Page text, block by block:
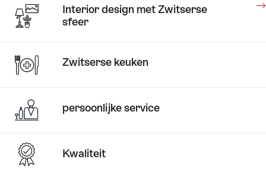
Interior design met Zwitserse
sfeer
Zwitserse keuken
persoonlijke service
Kwaliteit
Hotelverhalen
Een
betovering
Schaapjes
tellen.
Hotelverhalen
Een
vol
ervaringen
Hotelverhalen
Wintersprookjesmuziek